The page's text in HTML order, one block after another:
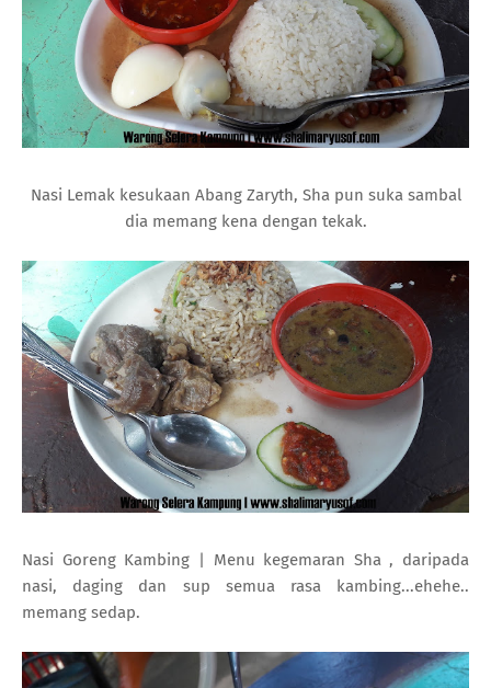
Nasi Lemak kesukaan Abang Zaryth, Sha pun suka sambal
dia memang kena dengan tekak.
Nasi Goreng Kambing | Menu kegemaran Sha , daripada
nasi, daging dan sup semua rasa kambing...ehehe..
memang sedap.